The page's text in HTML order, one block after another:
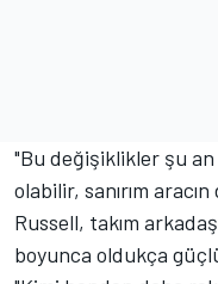
"Bu değişiklikler şu
olabilir, sanırım
Russell, takım
boyunca oldukça